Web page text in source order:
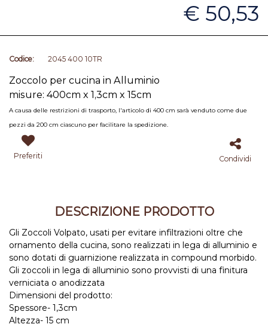
€ 50,53
Codice: 2045 400 10TR
Zoccolo per cucina in Alluminio
misure: 400cm x 1,3cm x 15cm
A causa delle restrizioni di trasporto, l'articolo di 400 cm sarà venduto come due
pezzi da 200 cm ciascuno per facilitare la spedizione.
Preferiti Condividi
DESCRIZIONE PRODOTTO
Gli Zoccoli Volpato, usati per evitare infiltrazioni oltre che
ornamento della cucina, sono realizzati in lega di alluminio e
sono dotati di guarnizione realizzata in compound morbido.
Gli zoccoli in lega di alluminio sono provvisti di una finitura
verniciata o anodizzata
Dimensioni del prodotto:
Spessore- 1,3cm
Altezza- 15 cm